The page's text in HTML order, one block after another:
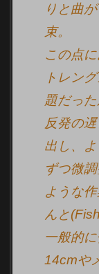
りと曲
束。
この点
トレン
題だっ
反発の
出し、
ずつ微
ような
んと
一般的
14cmや